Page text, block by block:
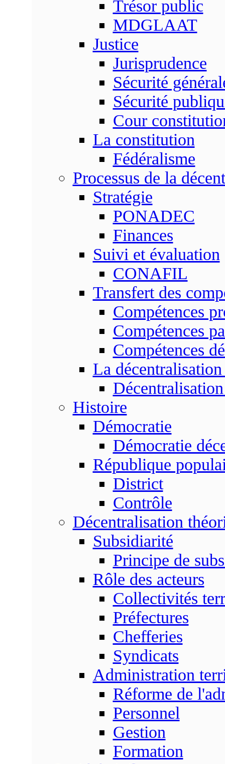
Trésor public
MDGLAAT
Justice
Jurisprudence
Sécurité
Sécurité
Cour
La constitution
Fédéralisme
Processus de la
Stratégie
PONADEC
Finances
Suivi et évaluation
CONAFIL
Transfert des
Compétences
Compétences
Compétences
La
Histoire
Démocratie
Démocratie
République
District
Contrôle
Décentralisation
Subsidiarité
Principe de
Rôle des acteurs
Collectivités
Préfectures
Chefferies
Syndicats
Administration
Réforme de
Personnel
Gestion
Formation